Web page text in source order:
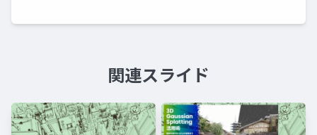
関連スライド